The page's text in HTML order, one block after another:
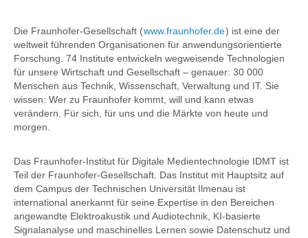
Die Fraunhofer-Gesellschaft (www.fraunhofer.de) ist eine der
weltweit führenden Organisationen für anwendungsorientierte
Forschung. 74 Institute entwickeln wegweisende Technologien
für unsere Wirtschaft und Gesellschaft – genauer: 30 000
Menschen aus Technik, Wissenschaft, Verwaltung und IT. Sie
wissen: Wer zu Fraunhofer kommt, will und kann etwas
verändern. Für sich, für uns und die Märkte von heute und
morgen.
Das Fraunhofer-Institut für Digitale Medientechnologie IDMT ist
Teil der Fraunhofer-Gesellschaft. Das Institut mit Hauptsitz auf
dem Campus der Technischen Universität Ilmenau ist
international anerkannt für seine Expertise in den Bereichen
angewandte Elektroakustik und Audiotechnik, KI-basierte
Signalanalyse und maschinelles Lernen sowie Datenschutz und